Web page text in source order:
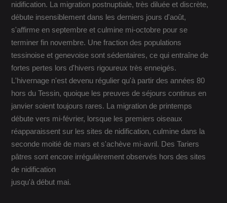
nidification. La migration postnuptiale, très diluée et discrète,
débute insensiblement dans les derniers jours d'août,
s'affirme en septembre et culmine mi-octobre pour se
terminer fin novembre. Une fraction des populations
tessinoise et genevoise sont sédentaires, ce qui entraîne de
fortes pertes lors d'hivers rigoureux très enneigés.
L'hivernage n'est devenu régulier qu'à partir des années 80
hors du Tessin, quoique les preuves de séjours continus en
janvier soient toujours rares. La migration de printemps
débute vers mi-février, lorsque les premiers oiseaux
réapparaissent sur les sites de nidification, culmine dans la
seconde moitié de mars et s'achève mi-avril. Des Tariers
pâtres sont encore irrégulièrement observés hors des sites
de nidification
jusqu'à début mai.